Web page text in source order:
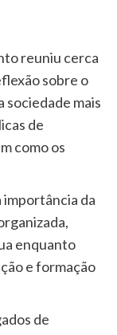
reuniu cerca
sobre o
sociedade mais
de
como os
importância da
enquanto
e formação
de